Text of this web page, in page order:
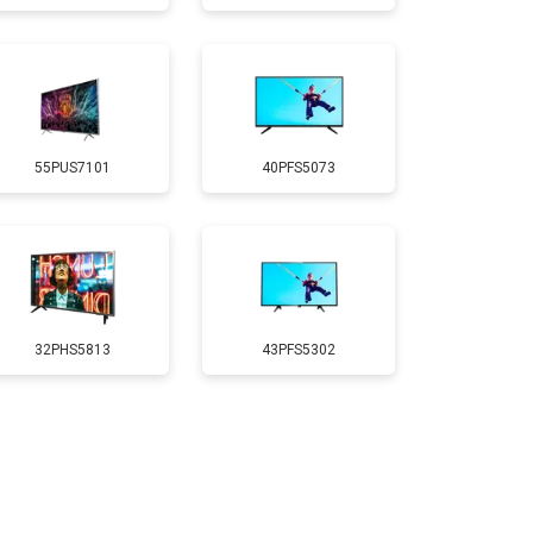
3500 ₽ Заказать
5200 ₽ Заказать
3100 ₽ Заказать
3700 ₽
5500 ₽
55PUS7101 40PFS5073
32PHS5813 43PFS5302